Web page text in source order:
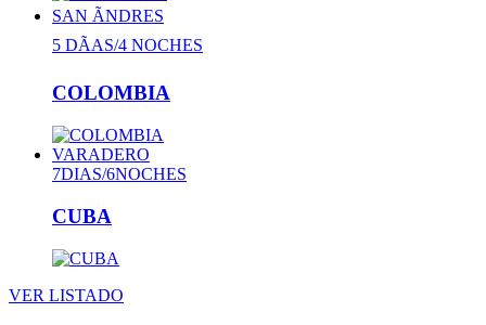
SAN ÃNDRES
5 DÃAS/4 NOCHES
COLOMBIA
VARADERO
7DIAS/6NOCHES
CUBA
VER LISTADO